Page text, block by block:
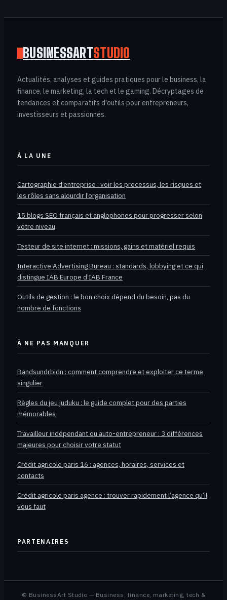
BUSINESSARTSTUDIO
Actualités, analyses et guides pratiques pour le business, la
finance, le marketing, la tech et le gaming. Décryptages de
tendances et comparatifs d'outils pour entrepreneurs,
investisseurs et passionnés.
À LA UNE
Cartographie d’entreprise : voir les processus, les risques et
les rôles sans alourdir l’organisation
15 blogs SEO français et anglophones pour progresser selon
votre niveau
Testeur de site internet : missions, gains et matériel requis
Interactive Advertising Bureau : standards, lobbying et ce qui
distingue IAB Europe d’IAB France
Outils de gestion : le bon choix dépend du besoin, pas du
nombre de fonctions
À NE PAS MANQUER
Bandsundrbidn : comment comprendre et exploiter ce terme
singulier
Règles du jeu juduku : le guide complet pour des parties
mémorables
Travailleur indépendant ou auto-entrepreneur : 3 différences
majeures pour choisir votre statut
Crédit agricole paris 16 : agences, horaires, services et
contacts
Crédit agricole paris agence : trouver rapidement l’agence qu’il
vous faut
PARTENAIRES
© BusinessArt Studio — Business, finance, marketing, tech &